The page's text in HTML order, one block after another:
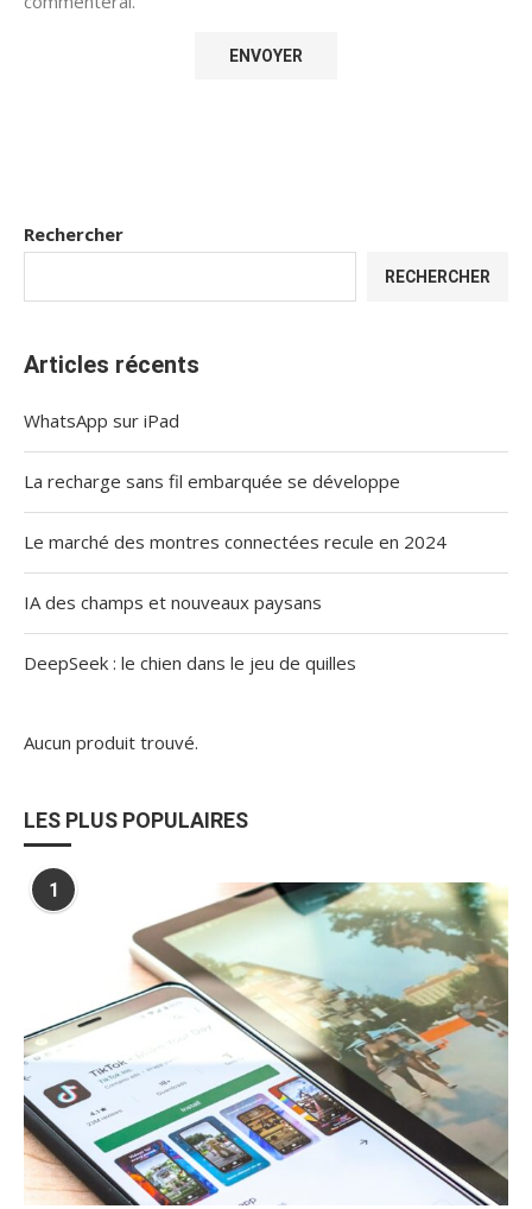
Rechercher
RECHERCHER
Articles récents
WhatsApp sur iPad
La recharge sans fil embarquée se développe
Le marché des montres connectées recule en 2024
IA des champs et nouveaux paysans
DeepSeek : le chien dans le jeu de quilles
Aucun produit trouvé.
LES PLUS POPULAIRES
1